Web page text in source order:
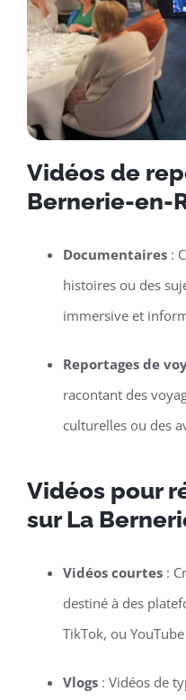
Vidéos de
Bernerie-en-
Documentaires:
histoires ou des
immersive et
Reportages de
racontant des
culturelles ou des
Vidéos pour
sur La
Vidéos courtes:
destiné à des
TikTok, ou
Vlogs: Vidéos de